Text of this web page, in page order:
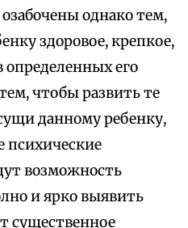
однако тем,
здоровое, крепкое,
определенных его
чтобы развить те
данному ребенку,
психические
возможность
и ярко выявить
существенное